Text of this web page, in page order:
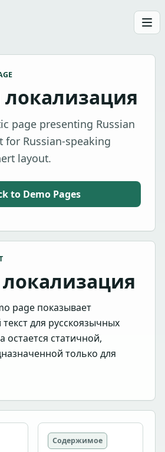
локализация
page presenting Russian
for Russian-speaking
layout.
to Demo Pages
локализация
page показывает
для русскоязычных
остается статичной,
только для
Содержимое